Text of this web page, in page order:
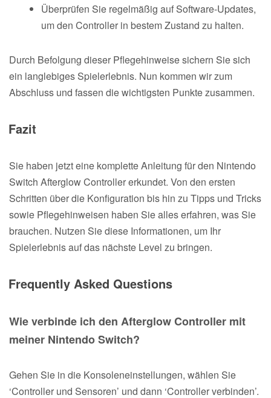
Überprüfen Sie regelmäßig auf Software-Updates,
um den Controller in bestem Zustand zu halten.
Durch Befolgung dieser Pflegehinweise sichern Sie sich
ein langlebiges Spielerlebnis. Nun kommen wir zum
Abschluss und fassen die wichtigsten Punkte zusammen.
Fazit
Sie haben jetzt eine komplette Anleitung für den Nintendo
Switch Afterglow Controller erkundet. Von den ersten
Schritten über die Konfiguration bis hin zu Tipps und Tricks
sowie Pflegehinweisen haben Sie alles erfahren, was Sie
brauchen. Nutzen Sie diese Informationen, um Ihr
Spielerlebnis auf das nächste Level zu bringen.
Frequently Asked Questions
Wie verbinde ich den Afterglow Controller mit
meiner Nintendo Switch?
Gehen Sie in die Konsoleneinstellungen, wählen Sie
‘Controller und Sensoren’ und dann ‘Controller verbinden’.